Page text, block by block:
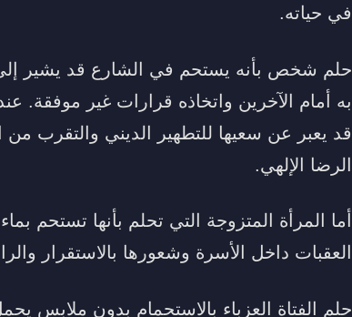
في حياته.
حلم شخص بأنه يستحم في الشارع قد يشير
به أمام الآخرين واتخاذه قرارات غير موفقة.
قد يعبر عن سعيها للتطهير الديني والتقرب
الرضا الإلهي.
أما المرأة المتزوجة التي تحلم بأنها تستحم
العقبات داخل الأسرة وشعورها بالاستقرار
حلم الفتاة العزباء بالاستحمام بدون ملابس